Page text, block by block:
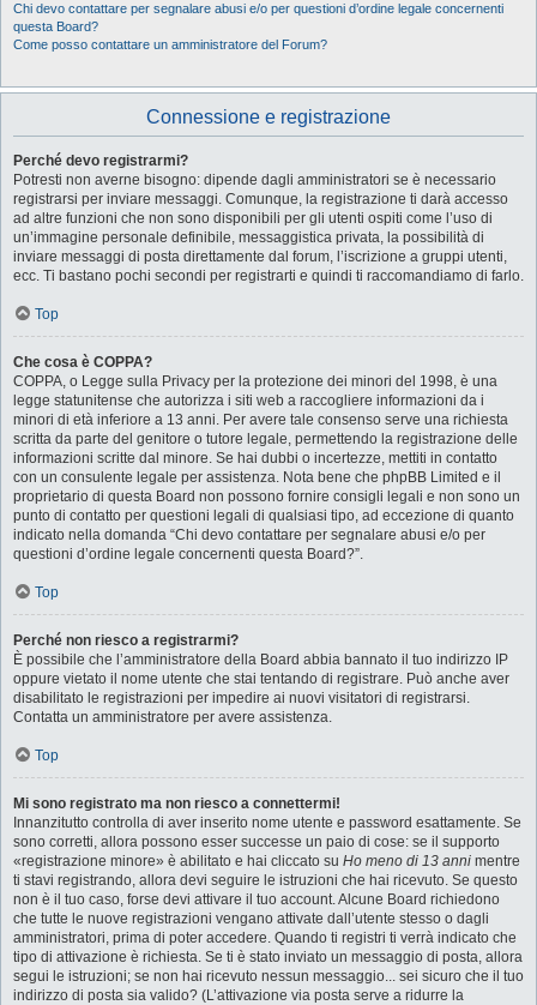
Chi devo contattare per segnalare abusi e/o per questioni d’ordine legale concernenti
questa Board?
Come posso contattare un amministratore del Forum?
Connessione e registrazione
Perché devo registrarmi?
Potresti non averne bisogno: dipende dagli amministratori se è necessario
registrarsi per inviare messaggi. Comunque, la registrazione ti darà accesso
ad altre funzioni che non sono disponibili per gli utenti ospiti come l’uso di
un’immagine personale definibile, messaggistica privata, la possibilità di
inviare messaggi di posta direttamente dal forum, l’iscrizione a gruppi utenti,
ecc. Ti bastano pochi secondi per registrarti e quindi ti raccomandiamo di farlo.
Top
Che cosa è COPPA?
COPPA, o Legge sulla Privacy per la protezione dei minori del 1998, è una
legge statunitense che autorizza i siti web a raccogliere informazioni da i
minori di età inferiore a 13 anni. Per avere tale consenso serve una richiesta
scritta da parte del genitore o tutore legale, permettendo la registrazione delle
informazioni scritte dal minore. Se hai dubbi o incertezze, mettiti in contatto
con un consulente legale per assistenza. Nota bene che phpBB Limited e il
proprietario di questa Board non possono fornire consigli legali e non sono un
punto di contatto per questioni legali di qualsiasi tipo, ad eccezione di quanto
indicato nella domanda “Chi devo contattare per segnalare abusi e/o per
questioni d’ordine legale concernenti questa Board?”.
Top
Perché non riesco a registrarmi?
È possibile che l’amministratore della Board abbia bannato il tuo indirizzo IP
oppure vietato il nome utente che stai tentando di registrare. Può anche aver
disabilitato le registrazioni per impedire ai nuovi visitatori di registrarsi.
Contatta un amministratore per avere assistenza.
Top
Mi sono registrato ma non riesco a connettermi!
Innanzitutto controlla di aver inserito nome utente e password esattamente. Se
sono corretti, allora possono esser successe un paio di cose: se il supporto
«registrazione minore» è abilitato e hai cliccato su Ho meno di 13 anni mentre
ti stavi registrando, allora devi seguire le istruzioni che hai ricevuto. Se questo
non è il tuo caso, forse devi attivare il tuo account. Alcune Board richiedono
che tutte le nuove registrazioni vengano attivate dall’utente stesso o dagli
amministratori, prima di poter accedere. Quando ti registri ti verrà indicato che
tipo di attivazione è richiesta. Se ti è stato inviato un messaggio di posta, allora
segui le istruzioni; se non hai ricevuto nessun messaggio... sei sicuro che il tuo
indirizzo di posta sia valido? (L’attivazione via posta serve a ridurre la